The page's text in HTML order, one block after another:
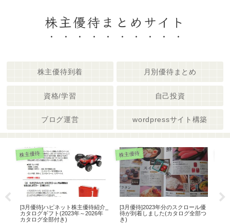
株主優待まとめサイト
株主優待到着 月別優待まとめ
資格/学習 自己投資
ブログ運営 wordpressサイト構築
株主優待
[3月優待]ハピネット株主優待紹介_
カタログギフト(2023年～2026年
カタログ全部付き)
株主優待
[3月優待]2023年分のスクロール優
待が到着しました(カタログ全部つ
き)